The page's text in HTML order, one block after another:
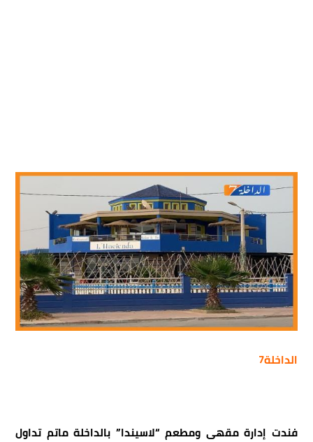
الداخلة7
فندت إدارة مقهى ومطعم “لاسيندا” بالداخلة ماتم تداول